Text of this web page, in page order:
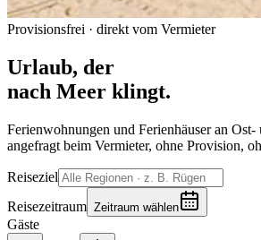
Provisionsfrei · direkt vom Vermieter
Urlaub, der
nach Meer klingt.
Ferienwohnungen und Ferienhäuser an
angefragt beim Vermieter, ohne Provision,
Reiseziel
Reisezeitraum Zeitraum wählen
Gäste